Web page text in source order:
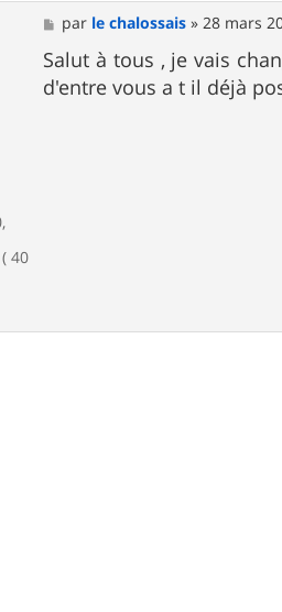
40
M
e
s
s
a
par le chalossais »28 mars
Salut à tous , je vais
d'entre vous a t il déjà